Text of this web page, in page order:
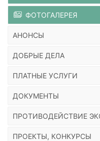
ФОТОГАЛЕРЕЯ
АНОНСЫ
ДОБРЫЕ ДЕЛА
ПЛАТНЫЕ УСЛУГИ
ДОКУМЕНТЫ
ПРОТИВОДЕЙСТВИЕ
ПРОЕКТЫ, КОНКУРСЫ